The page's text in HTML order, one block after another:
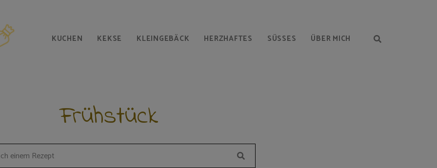
KUCHEN KEKSE KLEINGEBÄCK HERZHAFTES SÜSSES ÜBER MICH
Frühstück
Suchen